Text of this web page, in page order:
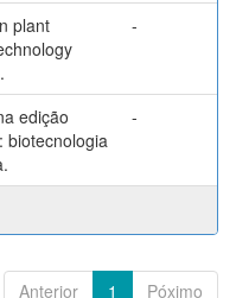
plant
-
edição
biotecnologia
-
Anterior 1 Póximo